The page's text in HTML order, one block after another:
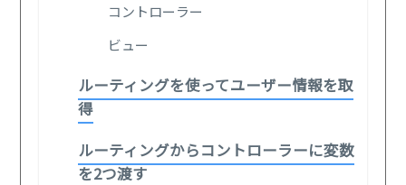
コントローラー
ビュー
ルーティングを使ってユーザー情報を取
得
ルーティングからコントローラーに変数
を2つ渡す